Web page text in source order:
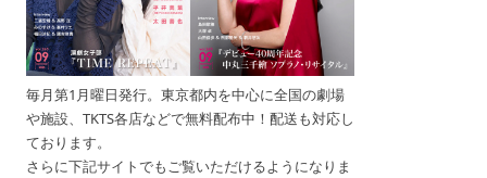
毎月第1月曜日発行。東京都内を中心に全国の劇場
や施設、TKTS各店などで無料配布中！配送も対応し
ております。
さらに下記サイトでもご覧いただけるようになりま